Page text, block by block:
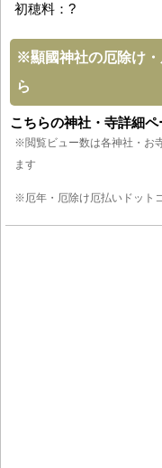
初穂料：?
※顯國神社の厄除け
ら
こちらの神社・寺詳細
※閲覧ビュー数は各神社・お
ます
※厄年・厄除け厄払いドット